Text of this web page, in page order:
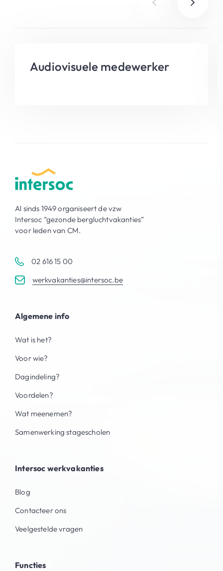
Audiovisuele medewerker
Al sinds 1949 organiseert de vzw
Intersoc “gezonde bergluchtvakanties”
voor leden van CM.
02 616 15 00
werkvakanties@intersoc.be
Algemene info
Wat is het?
Voor wie?
Dagindeling?
Voordelen?
Wat meenemen?
Samenwerking stagescholen
Intersoc werkvakanties
Blog
Contacteer ons
Veelgestelde vragen
Functies